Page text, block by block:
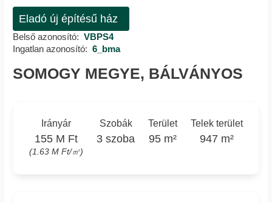
Eladó új építésű ház
Belső azonosító: VBPS4
Ingatlan azonosító: 6_bma
SOMOGY MEGYE, BÁLVÁNYOS
Irányár
155 M Ft
(1.63 M Ft/㎡)
Szobák
3 szoba
Terület
95 m²
Telek terület
947 m²